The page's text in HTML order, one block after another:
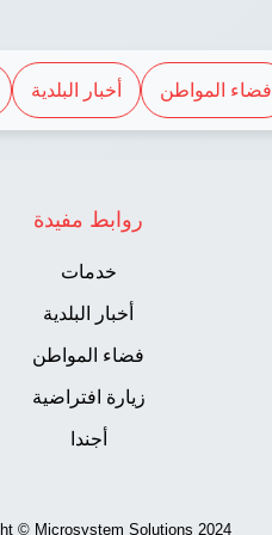
أخبار البلدية فضاء المواطن
روابط مفيدة
خدمات
أخبار البلدية
فضاء المواطن
زيارة افتراضية
أجندا
© Microsystem Solutions 2024